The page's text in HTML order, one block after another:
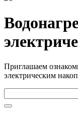
Приглашаем
электрическим